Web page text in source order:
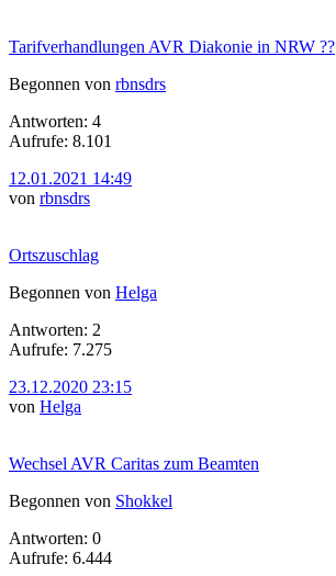
Tarifverhandlungen AVR Diakonie in NRW ??
Begonnen von rbnsdrs
Antworten: 4
Aufrufe: 8.101
12.01.2021 14:49
von rbnsdrs
Ortszuschlag
Begonnen von Helga
Antworten: 2
Aufrufe: 7.275
23.12.2020 23:15
von Helga
Wechsel AVR Caritas zum Beamten
Begonnen von Shokkel
Antworten: 0
Aufrufe: 6.444